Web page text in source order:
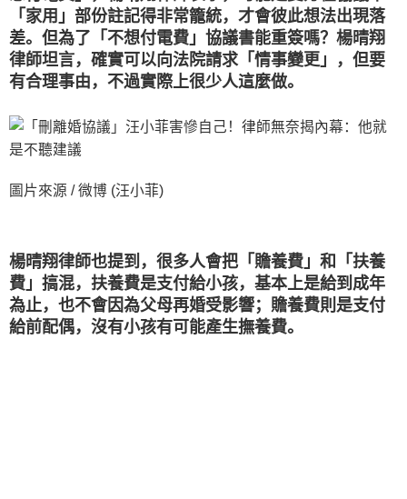
「家用」部份註記得非常籠統，才會彼此想法出現落
差。但為了「不想付電費」協議書能重簽嗎？楊晴翔
律師坦言，確實可以向法院請求「情事變更」，但要
有合理事由，不過實際上很少人這麼做。
圖片來源 / 微博 (汪小菲)
楊晴翔律師也提到，很多人會把「贍養費」和「扶養
費」搞混，扶養費是支付給小孩，基本上是給到成年
為止，也不會因為父母再婚受影響；贍養費則是支付
給前配偶，沒有小孩有可能產生撫養費。